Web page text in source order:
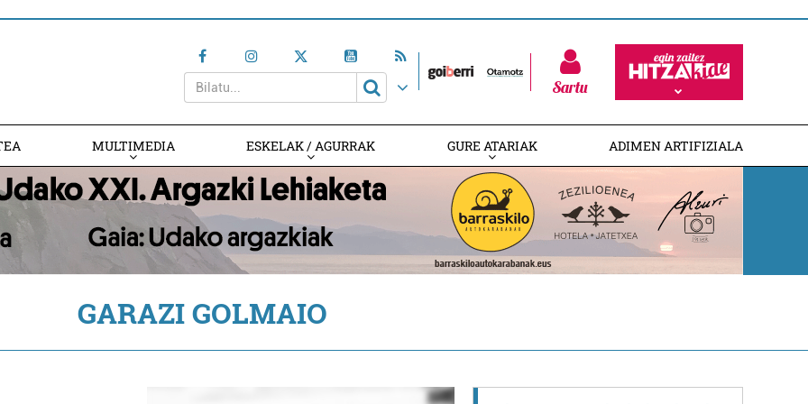
Sartu
MULTIMEDIA ESKELAK / AGURRAK GURE ATARIAK ADIMEN ARTIFIZIALA
GARAZI GOLMAIO